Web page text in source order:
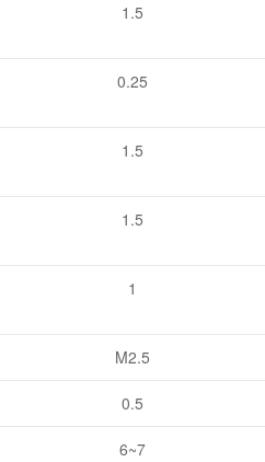
1.5
0.25
1.5
1.5
1
M2.5
0.5
6~7